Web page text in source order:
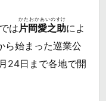
では 片岡愛之助
かたおかあいのすけ
によ
ら始まった巡業公
24日まで各地で開